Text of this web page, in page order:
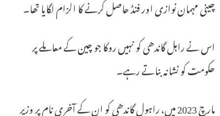
چینی مہمان نوازی اور فنڈ حاصل کرنے کا الزام لگایا تھا۔
اس نے راہل گاندھی کو نہیں روکا جو چین کے معاملے پر
حکومت کو نشانہ بناتے رہے۔
مارچ 2023 میں، راہول گاندھی کو ان کے آخری نام پر وزیر